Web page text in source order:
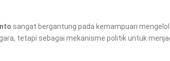
sangat bergantung pada kemampuan
tetapi sebagai mekanisme politik untuk